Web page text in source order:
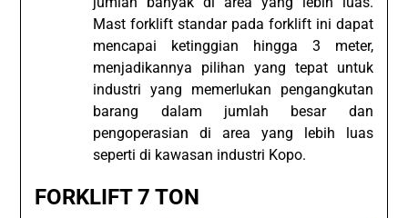
Mast forklift standar pada forklift ini dapat
mencapai ketinggian hingga 3 meter,
menjadikannya pilihan yang tepat untuk
industri yang memerlukan pengangkutan
barang dalam jumlah besar dan
pengoperasian di area yang lebih luas
seperti di kawasan industri Kopo.
FORKLIFT 7 TON